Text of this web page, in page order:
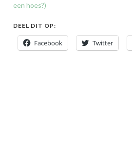
een hoes?)
DEEL DIT OP:
Facebook Twitter